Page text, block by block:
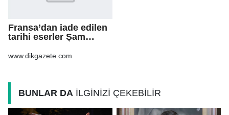
Fransa’dan iade edilen
tarihi eserler Şam
www.dikgazete.com
BUNLAR DA İLGİNİZİ ÇEKEBİLİR